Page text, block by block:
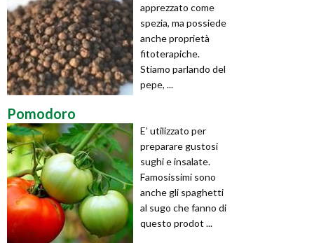
apprezzato come
spezia, ma possiede
anche proprietà
fitoterapiche.
Stiamo parlando del
pepe, ...
Pomodoro
E’ utilizzato per
preparare gustosi
sughi e insalate.
Famosissimi sono
anche gli spaghetti
al sugo che fanno di
questo prodot ...